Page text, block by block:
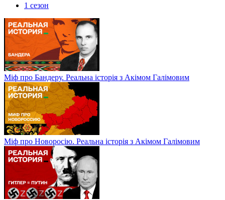
1 сезон
Міф про Бандеру. Реальна історія з Акімом Галімовим
Міф про Новоросію. Реальна історія з Акімом Галімовим